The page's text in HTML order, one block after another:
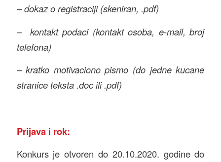
– dokaz o registraciji (skeniran, .pdf)
– kontakt podaci (kontakt osoba, e-mail, broj
telefona)
– kratko motivaciono pismo (do jedne kucane
stranice teksta .doc ili .pdf)
Prijava i rok:
Konkurs je otvoren do 20.10.2020. godine do